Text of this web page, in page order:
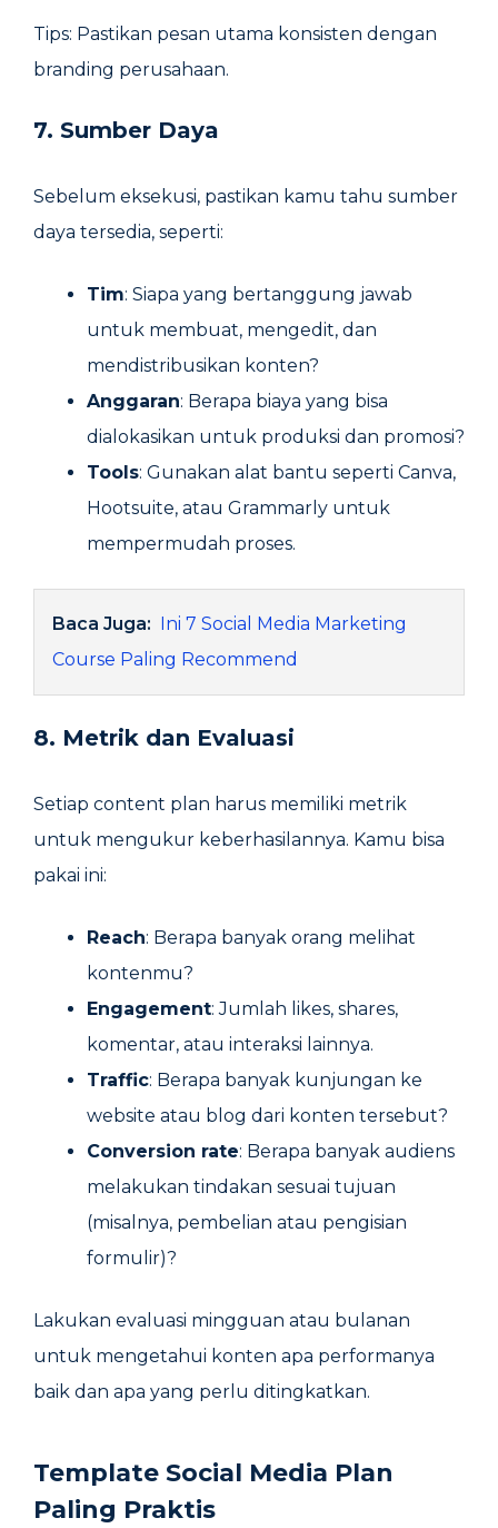
Tips: Pastikan pesan utama konsisten dengan
branding perusahaan.
7. Sumber Daya
Sebelum eksekusi, pastikan kamu tahu sumber
daya tersedia, seperti:
Tim: Siapa yang bertanggung jawab
untuk membuat, mengedit, dan
mendistribusikan konten?
Anggaran: Berapa biaya yang bisa
dialokasikan untuk produksi dan promosi?
Tools: Gunakan alat bantu seperti Canva,
Hootsuite, atau Grammarly untuk
mempermudah proses.
Baca Juga: Ini 7 Social Media Marketing
Course Paling Recommend
8. Metrik dan Evaluasi
Setiap content plan harus memiliki metrik
untuk mengukur keberhasilannya. Kamu bisa
pakai ini:
Reach: Berapa banyak orang melihat
kontenmu?
Engagement: Jumlah likes, shares,
komentar, atau interaksi lainnya.
Traffic: Berapa banyak kunjungan ke
website atau blog dari konten tersebut?
Conversion rate: Berapa banyak audiens
melakukan tindakan sesuai tujuan
(misalnya, pembelian atau pengisian
formulir)?
Lakukan evaluasi mingguan atau bulanan
untuk mengetahui konten apa performanya
baik dan apa yang perlu ditingkatkan.
Template Social Media Plan
Paling Praktis